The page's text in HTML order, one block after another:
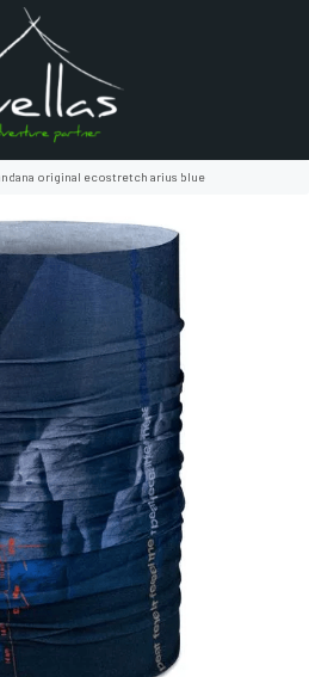
original ecostretch arius blue